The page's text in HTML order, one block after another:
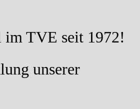
im TVE seit 1972!
unserer